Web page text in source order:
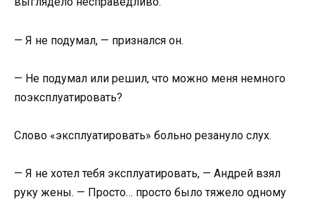
— Я не подумал, — признался он.
— Не подумал или решил, что можно меня немного
поэксплуатировать?
Слово «эксплуатировать» больно резануло слух.
— Я не хотел тебя эксплуатировать, — Андрей взял
руку жены. — Просто… просто было тяжело одному